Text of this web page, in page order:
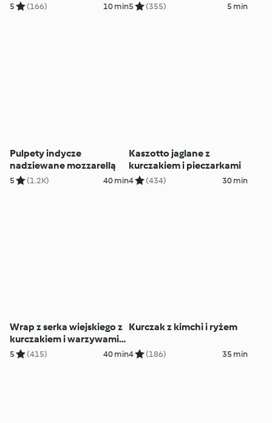
5 (166) 10 min5 (355) 5 min
Pulpety indycze
nadziewane mozzarellą
5 (1.2K) 40 min
Kaszotto jaglane z
kurczakiem i pieczarkami
4 (434) 30 min
Wrap z serka wiejskiego z
kurczakiem i warzywami
(low carb)
5 (415) 40 min
Kurczak z kimchi i ryżem
4 (186) 35 min